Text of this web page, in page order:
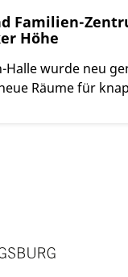
Familien-
Höhe
Halle wurde neu
Räume für